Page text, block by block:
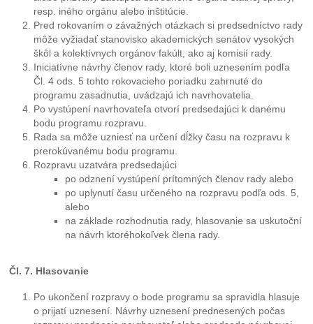
resp. iného orgánu alebo inštitúcie.
Pred rokovaním o závažných otázkach si predsedníctvo rady
môže vyžiadať stanovisko akademických senátov vysokých
škôl a kolektívnych orgánov fakúlt, ako aj komisií rady.
Iniciatívne návrhy členov rady, ktoré boli uznesením podľa
Čl. 4 ods. 5 tohto rokovacieho poriadku zahrnuté do
programu zasadnutia, uvádzajú ich navrhovatelia.
Po vystúpení navrhovateľa otvorí predsedajúci k danému
bodu programu rozpravu.
Rada sa môže uzniesť na určení dĺžky času na rozpravu k
prerokúvanému bodu programu.
Rozpravu uzatvára predsedajúci
po odznení vystúpení prítomných členov rady alebo
po uplynutí času určeného na rozpravu podľa ods. 5,
alebo
na základe rozhodnutia rady, hlasovanie sa uskutoční
na návrh ktoréhokoľvek člena rady.
Čl. 7. Hlasovanie
Po ukončení rozpravy o bode programu sa spravidla hlasuje
o prijatí uznesení. Návrhy uznesení prednesených počas